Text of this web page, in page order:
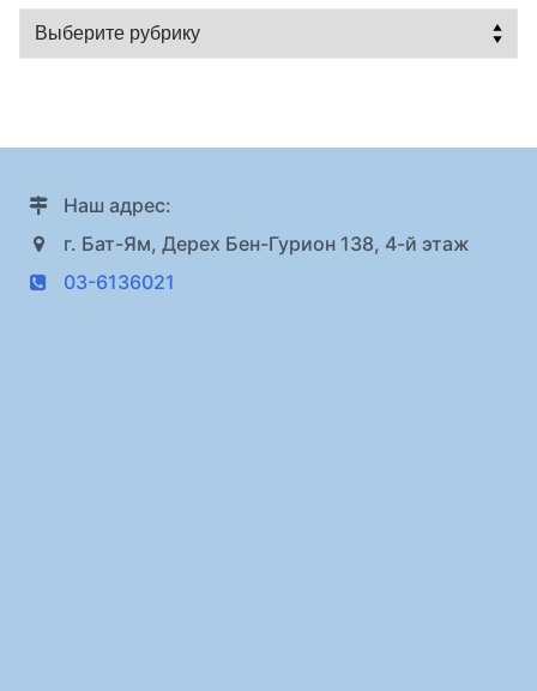
Статьи
по
Наш адрес:
г. Бат-Ям, Дерех Бен-Гурион 138, 4-й этаж
03-6136021